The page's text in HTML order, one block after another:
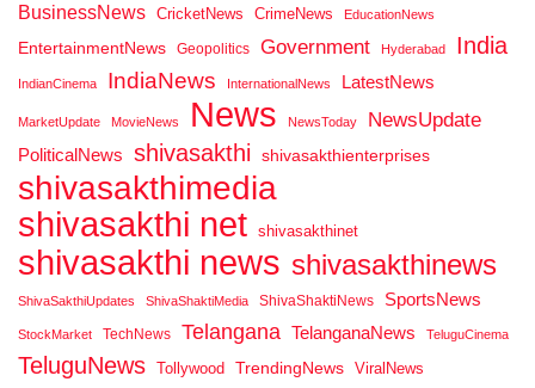
BusinessNews CricketNews CrimeNews EducationNews
EntertainmentNews Geopolitics Government Hyderabad India
IndianCinema IndiaNews InternationalNews LatestNews
MarketUpdate MovieNews News NewsToday NewsUpdate
PoliticalNews shivasakthi shivasakthienterprises
shivasakthimedia
shivasakthi net shivasakthinet
shivasakthi news shivasakthinews
ShivaSakthiUpdates ShivaShaktiMedia ShivaShaktiNews SportsNews
StockMarket TechNews Telangana TelanganaNews TeluguCinema
TeluguNews Tollywood TrendingNews ViralNews